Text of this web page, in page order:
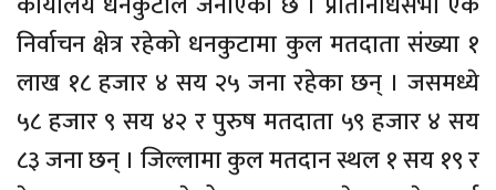
निर्वाचन क्षेत्र रहेको धनकुटामा कुल मतदाता संख्या १
लाख १८ हजार ४ सय २५ जना रहेका छन् । जसमध्ये
५८ हजार ९ सय ४२ र पुरुष मतदाता ५९ हजार ४ सय
८३ जना छन् । जिल्लामा कुल मतदान स्थल १ सय १९ र